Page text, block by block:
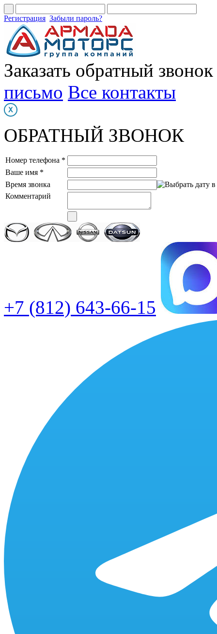
Регистрация Забыли пароль?
Заказать обратный звонок
письмо Все контакты
ОБРАТНЫЙ ЗВОНОК
Номер телефона *
Ваше имя *
Время звонка
Комментарий
+7 (812) 643-66-15